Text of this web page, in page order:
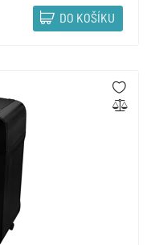
DO KOŠÍKU